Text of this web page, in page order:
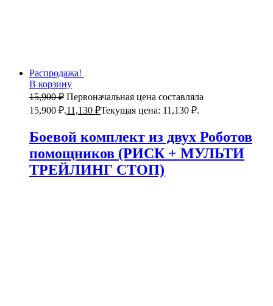
Распродажа!
В корзину
15,900₽ Первоначальная цена составляла
15,900 ₽.11,130 ₽Текущая цена: 11,130 ₽.
Боевой комплект из двух Роботов
помощников (РИСК + МУЛЬТИ
ТРЕЙЛИНГ СТОП)